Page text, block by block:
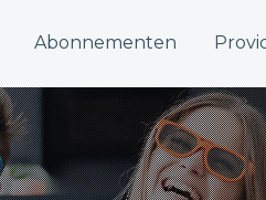
Abonnementen